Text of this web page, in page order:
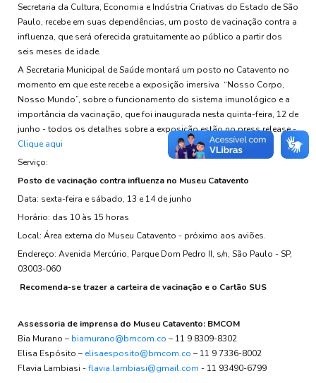
Secretaria da Cultura, Economia e Indústria Criativas do Estado de São
Paulo, recebe em suas dependências, um posto de vacinação contra a
influenza, que será oferecida gratuitamente ao público a partir dos
seis meses de idade.
A Secretaria Municipal de Saúde montará um posto no Catavento no
momento em que este recebe a exposição imersiva “Nosso Corpo,
Nosso Mundo”, sobre o funcionamento do sistema imunológico e a
importância da vacinação, que foi inaugurada nesta quinta-feira, 12 de
junho - todos os detalhes sobre a exposição estão no press release -
Clique aqui
Serviço:
Posto de vacinação contra influenza no Museu Catavento
Data: sexta-feira e sábado, 13 e 14 de junho
Horário: das 10 às 15 horas
Local: Área externa do Museu Catavento - próximo aos aviões.
Endereço: Avenida Mercúrio, Parque Dom Pedro II, s/n, São Paulo - SP,
03003-060
Recomenda-se trazer a carteira de vacinação e o Cartão SUS
Assessoria de imprensa do Museu Catavento: BMCOM
Bia Murano – biamurano@bmcom.co – 11 9 8309-8302
Elisa Espósito – elisaesposito@bmcom.co – 11 9 7336-8002
Flavia Lambiasi -flavia.lambiasi@gmail.com - 11 93490-6799